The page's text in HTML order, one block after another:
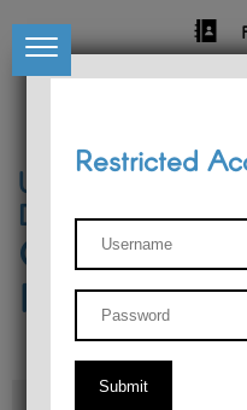
University of Liège
Départment of
Center for
Research
Restricted